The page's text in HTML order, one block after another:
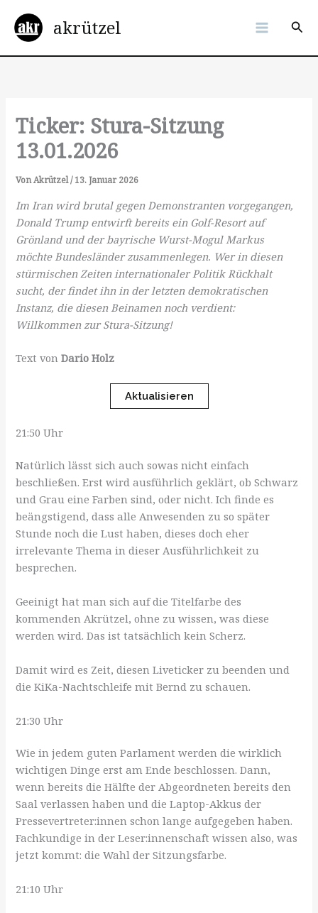
Inhalt
springen
akrützel
Ticker: Stura-Sitzung
13.01.2026
VonAkrützel/13. Januar 2026
Im Iran wird brutal gegen Demonstranten vorgegangen,
Donald Trump entwirft bereits ein Golf-Resort auf
Grönland und der bayrische Wurst-Mogul Markus
möchte Bundesländer zusammenlegen. Wer in diesen
stürmischen Zeiten internationaler Politik Rückhalt
sucht, der findet ihn in der letzten demokratischen
Instanz, die diesen Beinamen noch verdient:
Willkommen zur Stura-Sitzung!
Text vonDario Holz
Aktualisieren
21:50 Uhr
Natürlich lässt sich auch sowas nicht einfach
beschließen. Erst wird ausführlich geklärt, ob Schwarz
und Grau eine Farben sind, oder nicht. Ich finde es
beängstigend, dass alle Anwesenden zu so später
Stunde noch die Lust haben, dieses doch eher
irrelevante Thema in dieser Ausführlichkeit zu
besprechen.
Geeinigt hat man sich auf die Titelfarbe des
kommenden Akrützel, ohne zu wissen, was diese
werden wird. Das ist tatsächlich kein Scherz.
Damit wird es Zeit, diesen Liveticker zu beenden und
die KiKa-Nachtschleife mit Bernd zu schauen.
21:30 Uhr
Wie in jedem guten Parlament werden die wirklich
wichtigen Dinge erst am Ende beschlossen. Dann,
wenn bereits die Hälfte der Abgeordneten bereits den
Saal verlassen haben und die Laptop-Akkus der
Pressevertreter:innen schon lange aufgegeben haben.
Fachkundige in der Leser:innenschaft wissen also, was
jetzt kommt: die Wahl der Sitzungsfarbe.
21:10 Uhr